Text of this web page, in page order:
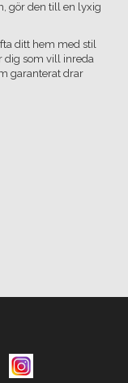
gör den till en lyxig
ditt hem med stil
dig som vill inreda
garanterat drar